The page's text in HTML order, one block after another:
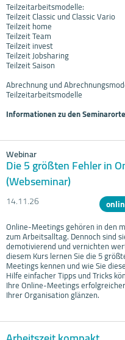
Teilzeitarbeitsmodelle:
Teilzeit Classic und Classic Vario
Teilzeit home
Teilzeit Team
Teilzeit invest
Teilzeit Jobsharing
Teilzeit Saison
Abrechnung und
Teilzeitarbeitsmodelle
Informationen zu den
Webinar
Die 5 größten Fehler in
(Webseminar)
14.11.26
Online-Meetings gehören in den
zum Arbeitsalltag. Dennoch sind
demotivierend und vernichten
diesem Kurs lernen Sie die 5
Meetings kennen und wie Sie
Hilfe einfacher Tipps und Tricks
Ihre Online-Meetings
Ihrer Organisation glänzen.